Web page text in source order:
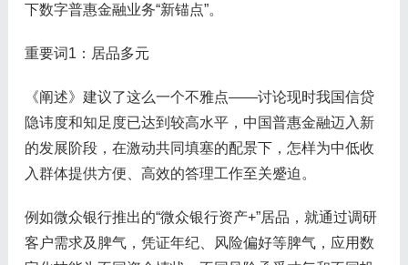
下数字普惠金融业务“新锚点”。
重要词1：居品多元
《阐述》建议了这么一个不雅点——讨论现时我国信贷
隐讳度和知足度已达到较高水平，中国普惠金融迈入新
的发展阶段，在激动共同填塞的配景下，怎样为中低收
入群体提供方便、高效的答理工作至关蹙迫。
例如微众银行推出的“微众银行资产+”居品，就通过调研
客户需求及脾气，凭证年纪、风险偏好等脾气，应用数